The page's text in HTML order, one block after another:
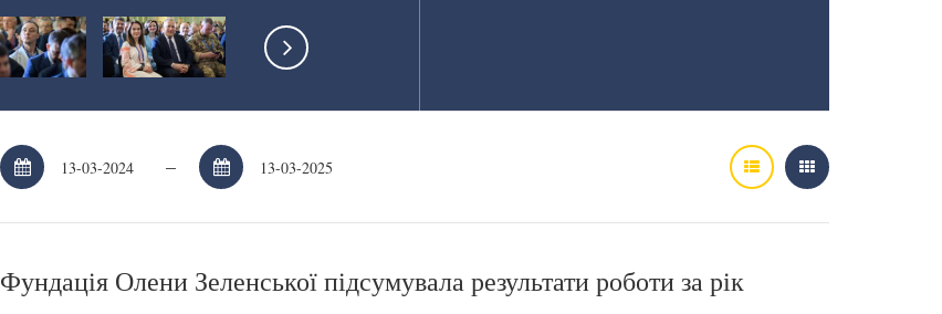
–
Фундація Олени Зеленської підсумувала результати роботи за рік